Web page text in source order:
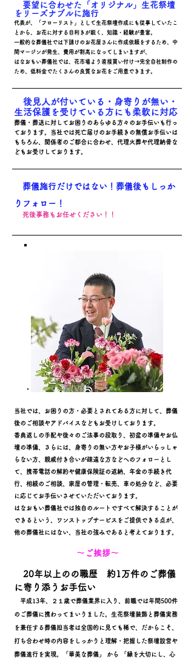
要望に合わせた「オリジナル」生花祭壇
をリーズナブルに施行
代表が、「フローリスト」として生花祭壇作成にも従事していたこ
とから、お花に対する目利きが鋭く、知識・経験が豊富。
一般的な葬儀社では下請けのお花屋さんに作成依頼をするため、中
間マージンが発生、費用が割高になってしまいますが、
はなおもい葬儀社では、花市場より直接買い付け→完全自社制作の
ため、低料金でたくさんの良質なお花をご用意できます。
後見人が付いている・身寄りが無い・
生活保護を受けている方にも柔軟に対応
葬儀・葬送に対してお困りのあらゆる方々のお手伝いも行っ
ております。当社では死亡届けのお手続きの無償お手伝いは
もちろん、関係者のご都合に合わせ、代理火葬や代理納骨な
どもお受けしております。
葬儀施行だけではない！葬儀後もしっか
りフォロー！
死後事務もお任せください！！
​当社では、お困りの方・必要とされてある方に対して、葬儀
後のご相談やアドバイスなどもお受けしております。
香典返しの手配や後々のご法事の段取り、初盆の準備やお仏
壇の準備、さらには、身寄りの無い方やお子様がいらっしゃ
らない方、親戚付き合いが疎遠な方などへのフォローとし
て、携帯電話の解約や健康保険証の返納、年金の手続き代
行、相続のご相談、家屋の管理・転売、車の処分など、必要
に応じてお手伝いさせていただいております。
はなおもい葬儀社では独自のルートですべて解決することが
できるという、ワンストップサービスをご提供できる点が、
他の葬儀社にはない、当社の強みであると考えております。
​～ご挨拶～
20年以上のの職歴 約1万件のご葬儀
に寄り添うお手伝い
平成13年、２１歳で葬儀業界に入り、前職では年間500件
のご葬儀に携わってまいりました。生花祭壇装飾と葬儀実務
を兼任する葬儀担当者は全国的に見ても稀で、だからこそ、
打ち合わせ時の内容をしっかりと理解・把握した祭壇設営や
葬儀進行を実現。「華美な葬儀」 から 「縁を大切にし、心